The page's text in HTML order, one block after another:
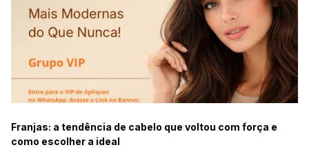
Franjas: a tendência de cabelo que voltou com força e
como escolher a ideal